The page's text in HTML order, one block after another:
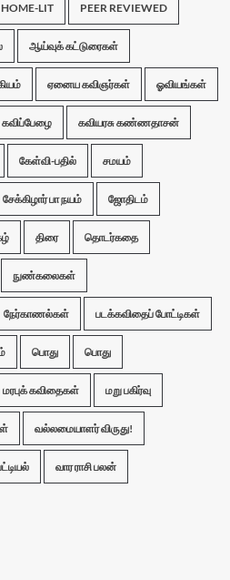
HOME-LIT PEER REVIEWED
ஆய்வுக் கட்டுரைகள்
ஏனைய கவிஞர்கள் ஓவியங்கள்
கவிப்பேழை கவியரசு கண்ணதாசன்
கேள்வி-பதில் சமயம்
சேக்கிழார் பா நயம் ஜோதிடம்
திரை தொடர்கதை
நுண்கலைகள்
நேர்காணல்கள் படக்கவிதைப் போட்டிகள்
பொது பொது
மரபுக் கவிதைகள் மறு பகிர்வு
வல்லமையாளர் விருது!
வார ராசி பலன்